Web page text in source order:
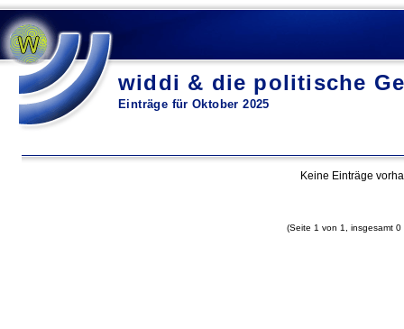
widdi & die politische
Einträge für Oktober 2025
Keine Einträge
(Seite 1 von 1, insgesamt 0